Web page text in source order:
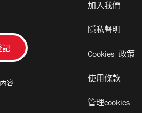
內容
加入我們
隱私聲明
Cookies 政策
使用條款
管理cookies